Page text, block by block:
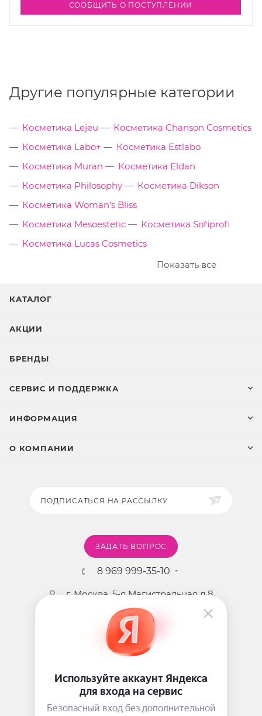
СООБЩИТЬ О ПОСТУПЛЕНИИ
Другие популярные категории
Косметика Lejeu
Косметика Chanson Cosmetics
Косметика Labo+
Косметика Estlabo
Косметика Muran
Косметика Eldan
Косметика Philosophy
Косметика Dikson
Косметика Woman's Bliss
Косметика Mesoestetic
Косметика Sofiprofi
Косметика Lucas Cosmetics
Показать все
КАТАЛОГ
АКЦИИ
БРЕНДЫ
СЕРВИС И ПОДДЕРЖКА
ИНФОРМАЦИЯ
О КОМПАНИИ
ПОДПИСАТЬСЯ НА РАССЫЛКУ
ЗАДАТЬ ВОПРОС
8 969 999-35-10
г. Москва, 5-я Магистральная д.8
2009 - 2026 ©Pink-Girl.ru